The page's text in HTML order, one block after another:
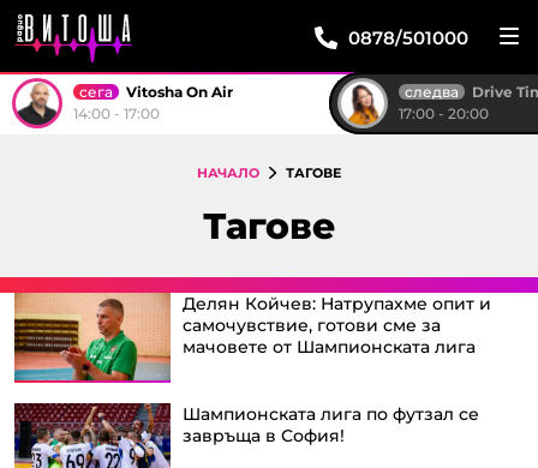
0878/501000
сега
Vitosha On Air
14:00 - 17:00
следва
Drive
17:00 - 20:00
НАЧАЛО ТАГОВЕ
Тагове
Делян Койчев: Натрупахме опит и
самочувствие, готови сме за
мачовете от Шампионската лига
Шампионската лига по футзал се
завръща в София!